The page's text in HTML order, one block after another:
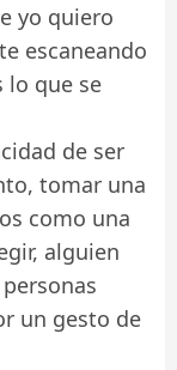
yo quiero
escaneando
lo que se
de ser
tomar una
como una
alguien
un gesto de